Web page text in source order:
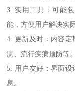
3. 实用工具：可能
能，方便用户解决实
4. 更新及时：内容
测、流行疾病预防等。
5. 用户友好：界面
息。